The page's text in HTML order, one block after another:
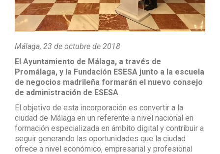
Málaga, 23 de octubre de 2018
El Ayuntamiento de Málaga, a través de
Promálaga, y la Fundación ESESA junto a la escuela
de negocios madrileña formarán el nuevo consejo
de administración de ESESA.
El objetivo de esta incorporación es convertir a la
ciudad de Málaga en un referente a nivel nacional en
formación especializada en ámbito digital y contribuir a
seguir generando las oportunidades que la ciudad
ofrece a nivel económico, empresarial y profesional